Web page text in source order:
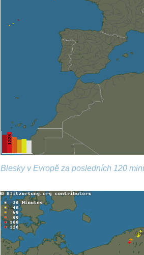
Blesky v Evropě za posledních 120